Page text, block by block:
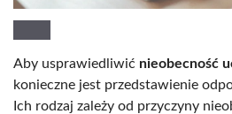
Aby usprawiedliwić nieobecność
konieczne jest przedstawienie
Ich rodzaj zależy od przyczyny